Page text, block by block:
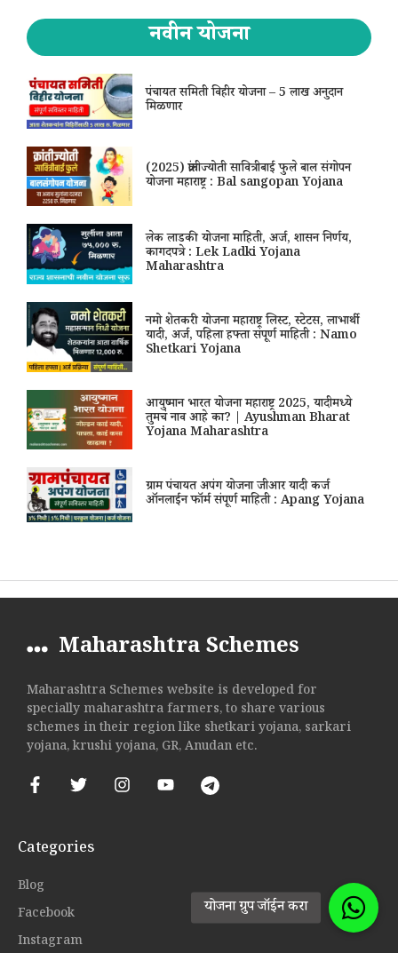
नवीन योजना
पंचायत समिती विहीर योजना – 5 लाख अनुदान
मिळणार
(2025) क्रांतीज्योती सावित्रीबाई फुले बाल संगोपन
योजना महाराष्ट्र : Bal sangopan Yojana
लेक लाडकी योजना माहिती, अर्ज, शासन निर्णय,
कागदपत्रे : Lek Ladki Yojana
Maharashtra
नमो शेतकरी योजना महाराष्ट्र लिस्ट, स्टेटस, लाभार्थी
यादी, अर्ज, पहिला हफ्ता संपूर्ण माहिती : Namo
Shetkari Yojana
आयुष्मान भारत योजना महाराष्ट्र 2025, यादीमध्ये
तुमचं नाव आहे का? | Ayushman Bharat
Yojana Maharashtra
ग्राम पंचायत अपंग योजना जीआर यादी कर्ज
ऑनलाईन फॉर्म संपूर्ण माहिती : Apang Yojana
Maharashtra Schemes
Maharashtra Schemes website is developed for
specially maharashtra farmers, to share various
schemes in their region like shetkari yojana, sarkari
yojana, krushi yojana, GR, Anudan etc.
Categories
Blog
Facebook
Instagram